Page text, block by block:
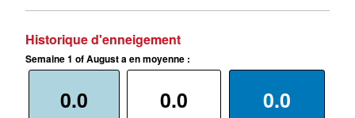
Historique d'enneigement
Semaine 1 of August a en moyenne :
0.0 0.0 0.0